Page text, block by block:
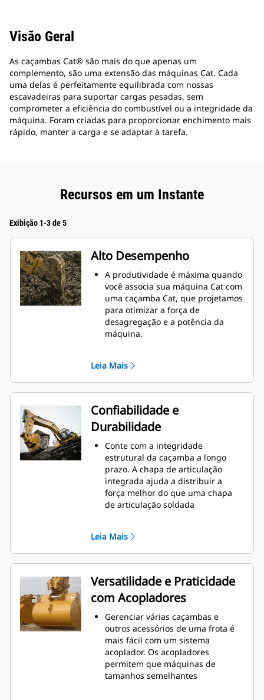
Visão Geral
As caçambas Cat® são mais do que apenas um
complemento, são uma extensão das máquinas Cat. Cada
uma delas é perfeitamente equilibrada com nossas
escavadeiras para suportar cargas pesadas, sem
comprometer a eficiência do combustível ou a integridade da
máquina. Foram criadas para proporcionar enchimento mais
rápido, manter a carga e se adaptar à tarefa.
Recursos em um Instante
Exibição 1-3 de 5
Alto Desempenho
A produtividade é máxima quando
você associa sua máquina Cat com
uma caçamba Cat, que projetamos
para otimizar a força de
desagregação e a potência da
máquina.
na caçamba. A folga maior do
braço de apoio garante que o
fundo da caçamba não seja
arrastado, reduzindo os custos de
manutenção.
O consumo de combustível atinge
o nível máximo durante a
escavação. As caçambas Cat foram
desenvolvidas para cortar
materiais rapidamente e
aprimorar a eficiência operacional
total da máquina.
Carregue mais material em menos
laterais da caçamba mantêm a
Leia Mais
Confiabilidade e
Durabilidade
Conte com a integridade
estrutural da caçamba a longo
prazo. A chapa de articulação
integrada ajuda a distribuir a
força melhor do que uma chapa
de articulação soldada
alta resistência, especialmente em
áreas que se desgastam muito
Proteja as áreas de grande
desgaste da caçamba que têm
contato com a maioria dos
materiais com as Ferramentas de
Penetração no Solo (GET, Ground
Engaging Tools) Cat
Obtenha maior produção em
aplicações complexas, penetração
mais fácil em pilhas e tempos de
ciclo mais rápidos com a GET Cat
Advansys™
Leia Mais
Versatilidade e Praticidade
com Acopladores
Gerenciar várias caçambas e
outros acessórios de uma frota é
mais fácil com um sistema
acoplador. Os acopladores
permitem que máquinas de
tamanhos semelhantes